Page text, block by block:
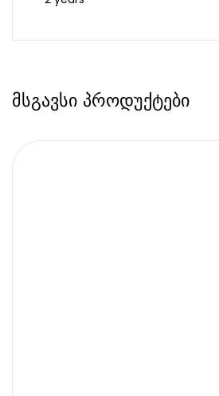
2 years
მსგავსი პროდუქტები